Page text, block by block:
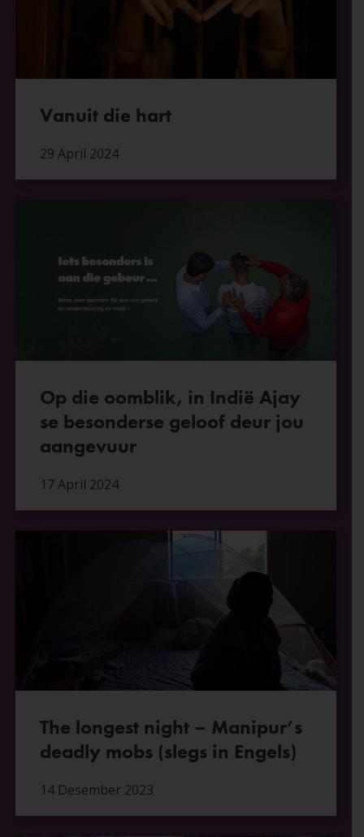
Vanuit die hart
29 April 2024
Op die oomblik, in Indië Ajay
se besonderse geloof deur jou
aangevuur
17 April 2024
The longest night – Manipur’s
deadly mobs (slegs in Engels)
14 Desember 2023